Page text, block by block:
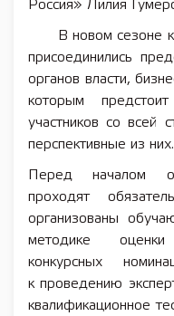
Россия» Лилия
В новом сезоне
присоединились
органов власти,
которым
участников со всей
перспективные из них.
Перед началом
проходят
организованы
методике оценки
конкурсных
к проведению
квалификационное